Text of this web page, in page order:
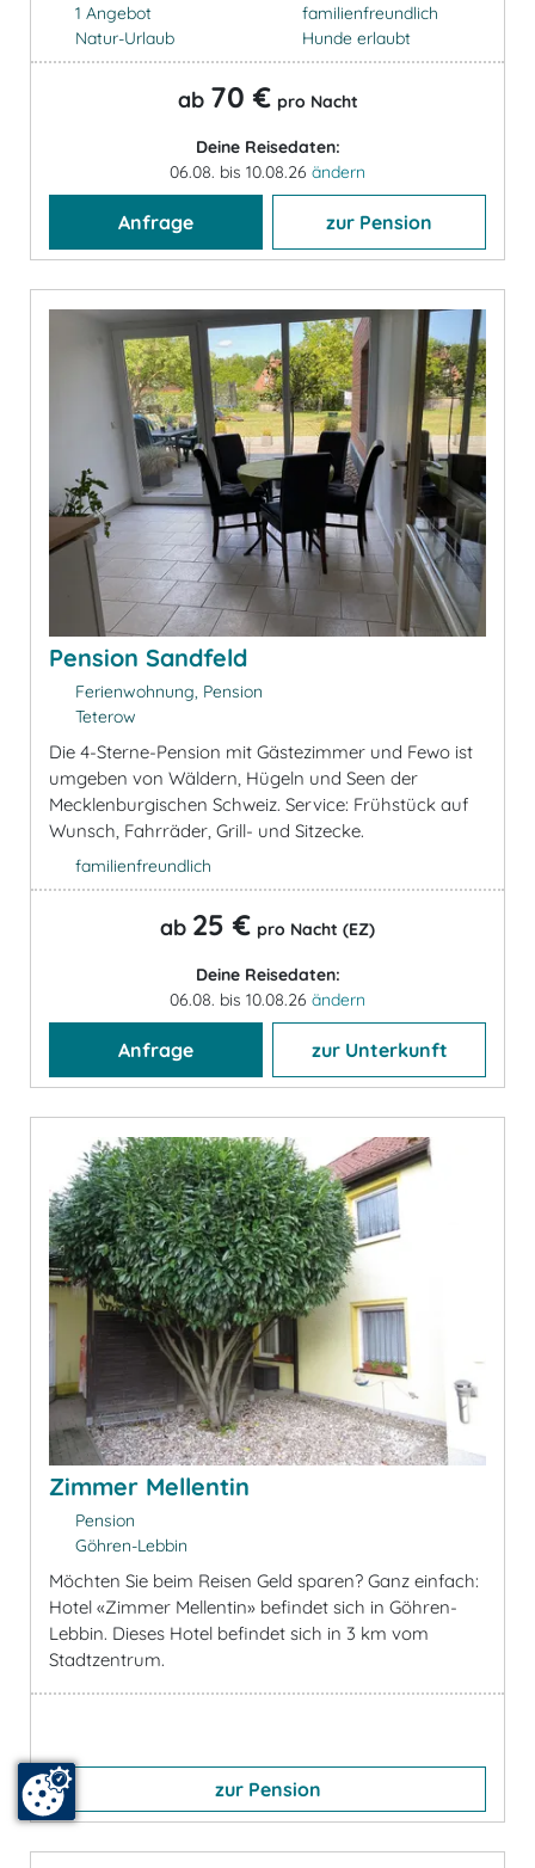
1 Angebot
Natur-Urlaub
familienfreundlich
Hunde erlaubt
ab 70 € pro Nacht
Deine Reisedaten:
06.08. bis 10.08.26 ändern
Anfrage zur Pension
Pension Sandfeld
Ferienwohnung, Pension
Teterow
Die 4-Sterne-Pension mit Gästezimmer und Fewo ist
umgeben von Wäldern, Hügeln und Seen der
Mecklenburgischen Schweiz. Service: Frühstück auf
Wunsch, Fahrräder, Grill- und Sitzecke.
familienfreundlich
ab 25 € pro Nacht (EZ)
Deine Reisedaten:
06.08. bis 10.08.26 ändern
Anfrage zur Unterkunft
Zimmer Mellentin
Pension
Göhren-Lebbin
Möchten Sie beim Reisen Geld sparen? Ganz einfach:
Hotel «Zimmer Mellentin» befindet sich in Göhren-
Lebbin. Dieses Hotel befindet sich in 3 km vom
Stadtzentrum.
zur Pension